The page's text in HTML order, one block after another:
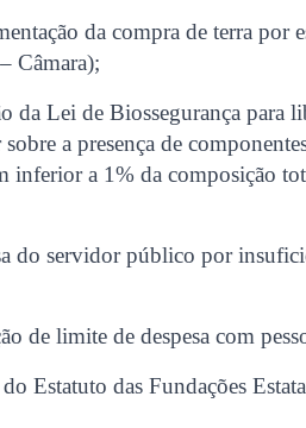
da compra de terra
Câmara);
da Lei de Biossegurança para
a presença de
inferior a 1% da composição
do servidor público por
de limite de despesa com
Estatuto das Fundações